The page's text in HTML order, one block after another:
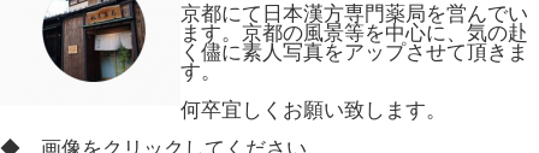
京都にて日本漢方専門薬局を営んでい
ます。京都の風景等を中心に、気の赴
く儘に素人写真をアップさせて頂きま
す。
何卒宜しくお願い致します。
◆ 画像をクリックしてください。